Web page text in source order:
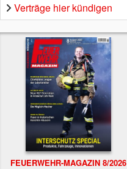
Verträge hier kündigen
FEUERWEHR-MAGAZIN 8/2026